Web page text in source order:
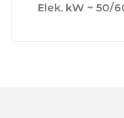
Elek. kW ~ 50/